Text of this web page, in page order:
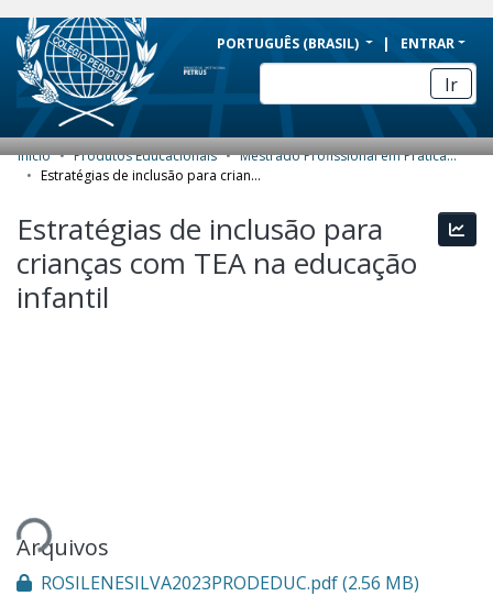
BRAZIL
Simplifique!
Comunica BR
Participe
Acesso à informação
Canais
PORTUGUÊS (BRASIL) ENTRAR
Ir
COMUNIDADES E COLEÇÕES
NAVEGAR
ESTATÍSTICAS
SOBRE
Início Produtos Educacionais
Mestrado Profissional em Práticas de Educação Básica (MPPEB) - Produtos Educacionais
Estratégias de inclusão para crianças com TEA na educação infantil
Estratégias de inclusão para
crianças com TEA na educação
infantil
Carregando...
Arquivos
ROSILENESILVA2023PRODEDUC.pdf(2.56 MB)